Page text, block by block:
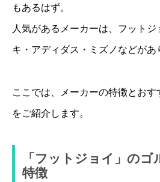
もあるはず。
人気があるメーカーは、フットジ
キ・アディダス・ミズノなどがあ
ここでは、メーカーの特徴とお
をご紹介します。
「フットジョイ」の
特徴